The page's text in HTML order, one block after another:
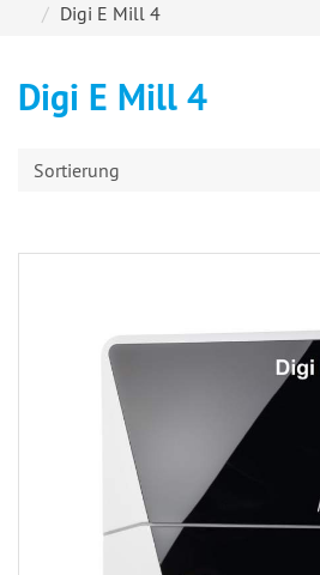
Digi E Mill 4
Digi E Mill 4
Sortierung